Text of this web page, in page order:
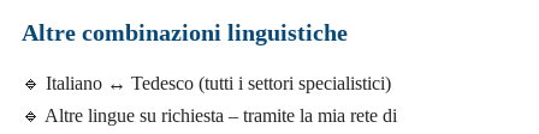
Altre combinazioni linguistiche
🔹 Italiano ↔ Tedesco (tutti i settori specialistici)
🔹 Altre lingue su richiesta – tramite la mia rete di